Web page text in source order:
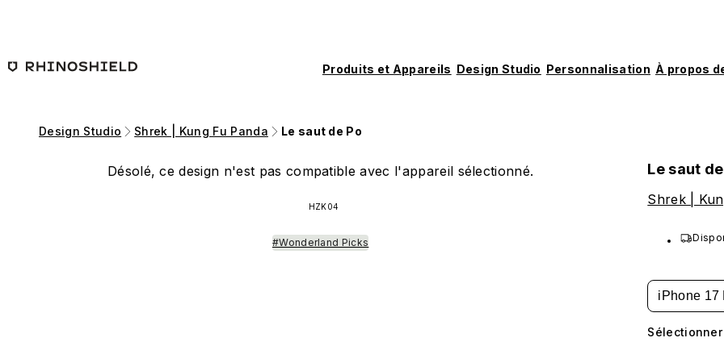
Produits et Appareils Design Studio Personnalisation À propos
Design Studio Shrek | Kung Fu Panda Le saut de Po
Désolé, ce design n'est pas compatible avec l'appareil sélectionné.
HZK04
#Wonderland Picks
Le saut
Shrek |
iPhone 17